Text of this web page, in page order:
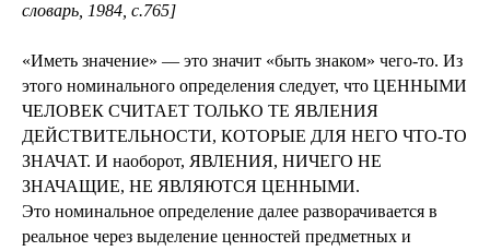
словарь, 1984, с.765]
«Иметь значение» — это значит «быть знаком» чего-то. Из
этого номинального определения следует, что ЦЕННЫМИ
ЧЕЛОВЕК СЧИТАЕТ ТОЛЬКО ТЕ ЯВЛЕНИЯ
ДЕЙСТВИТЕЛЬНОСТИ, КОТОРЫЕ ДЛЯ НЕГО ЧТО-ТО
ЗНАЧАТ. И наоборот, ЯВЛЕНИЯ, НИЧЕГО НЕ
ЗНАЧАЩИЕ, НЕ ЯВЛЯЮТСЯ ЦЕННЫМИ.
Это номинальное определение далее разворачивается в
реальное через выделение ценностей предметных и